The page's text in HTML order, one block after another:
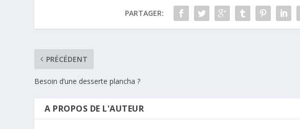
PARTAGER:
PRÉCÉDENT
Besoin d’une desserte plancha ?
A PROPOS DE L'AUTEUR